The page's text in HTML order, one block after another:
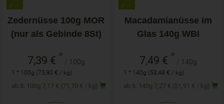
Zedernüsse 100g MOR
(nur als Gebinde 8St)
7,39 € * / 100g
1 * 100g (73,90 € / kg)
ab 8: 100g 7,17 € (71,70 € / kg)
Macadamianüsse im
Glas 140g WBI
7,49 € * / 140g
1 * 140g (53,48 € / kg)
ab 6: 140g 7,27 € (51,91 € / kg)